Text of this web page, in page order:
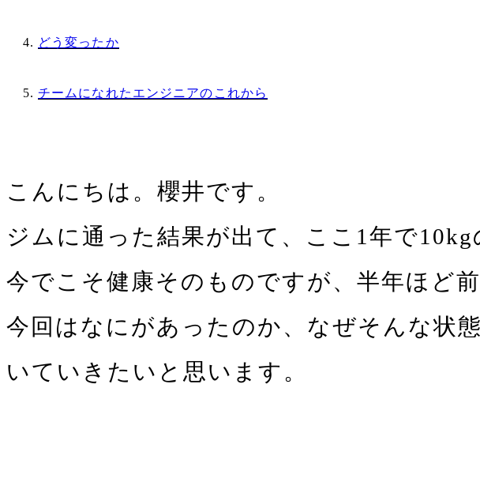
どう変ったか
チームになれたエンジニアのこれから
こんにちは。櫻井です。
ジムに通った結果が出て、ここ1年で10kg
今でこそ健康そのものですが、半年ほど
今回はなにがあったのか、なぜそんな状
いていきたいと思います。